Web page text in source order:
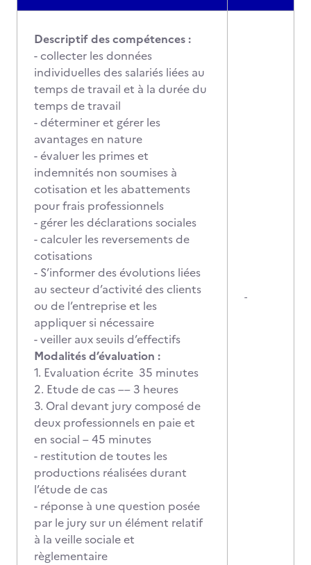
Descriptif des compétences :
- collecter les données
individuelles des salariés liées au
temps de travail et à la durée du
temps de travail
- déterminer et gérer les
avantages en nature
- évaluer les primes et
indemnités non soumises à
cotisation et les abattements
pour frais professionnels
- gérer les déclarations sociales
- calculer les reversements de
cotisations
- S’informer des évolutions liées
au secteur d’activité des clients
ou de l’entreprise et les
appliquer si nécessaire
- veiller aux seuils d’effectifs
Modalités d’évaluation :
1. Evaluation écrite 35 minutes
2. Etude de cas –– 3 heures
3. Oral devant jury composé de
deux professionnels en paie et
en social – 45 minutes
- restitution de toutes les
productions réalisées durant
l’étude de cas
- réponse à une question posée
par le jury sur un élément relatif
à la veille sociale et
règlementaire
-